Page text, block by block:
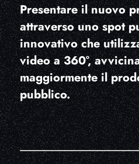
Presentare il nuovo
attraverso uno spot
innovativo che
video a 360°,
maggiormente il
pubblico.